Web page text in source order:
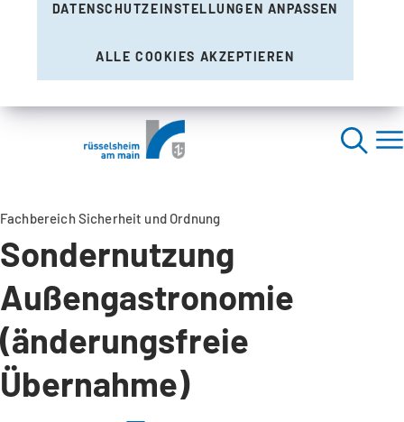
DATENSCHUTZEINSTELLUNGEN ANPASSEN
ALLE COOKIES AKZEPTIEREN
Fachbereich Sicherheit und Ordnung
Sondernutzung
Außengastronomie
(änderungsfreie
Übernahme)